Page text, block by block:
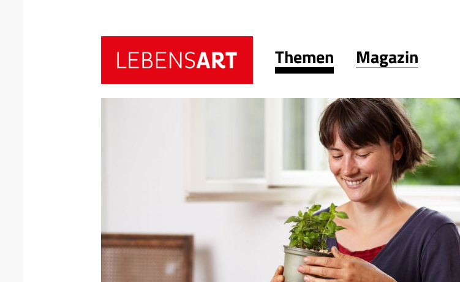
Themen Magazin